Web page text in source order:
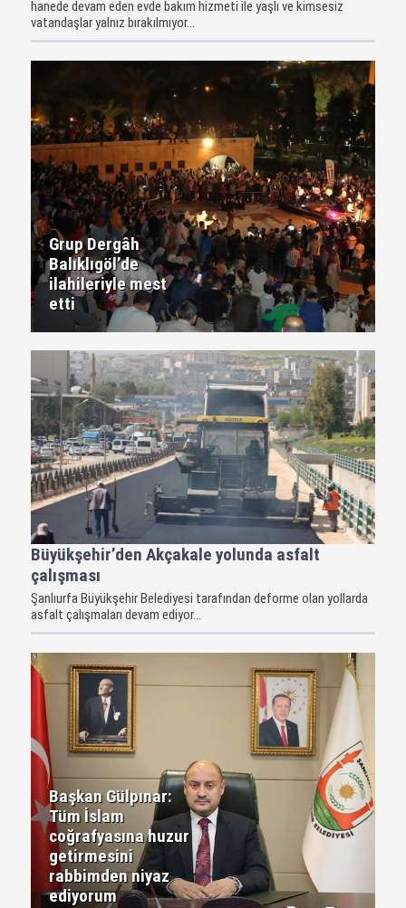
hanede devam eden evde bakım hizmeti ile yaşlı ve kimsesiz
vatandaşlar yalnız bırakılmıyor...
Grup Dergâh
Balıklıgöl’de
ilahileriyle mest
etti
Büyükşehir’den Akçakale yolunda asfalt
çalışması
Şanlıurfa Büyükşehir Belediyesi tarafından deforme olan yollarda
asfalt çalışmaları devam ediyor...
Başkan Gülpınar:
Tüm İslam
coğrafyasına huzur
getirmesini
rabbimden niyaz
ediyorum